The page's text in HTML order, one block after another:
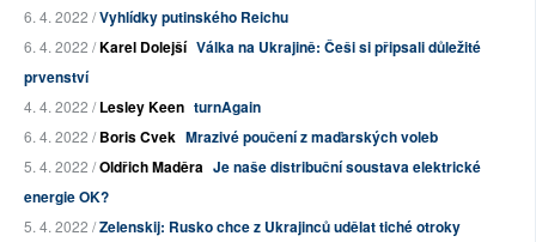
6. 4. 2022 /Vyhlídky putinského Reichu
6. 4. 2022 /Karel Dolejší Válka na Ukrajině: Češi si připsali důležité
prvenství
4. 4. 2022 /Lesley Keen turnAgain
6. 4. 2022 /Boris Cvek Mrazivé poučení z maďarských voleb
5. 4. 2022 /Oldřich Maděra Je naše distribuční soustava elektrické
energie OK?
5. 4. 2022 /Zelenskij: Rusko chce z Ukrajinců udělat tiché otroky